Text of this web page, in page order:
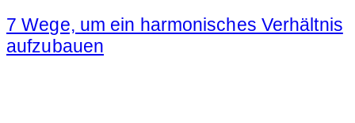
7 Wege, um ein harmonisches Verhältnis
aufzubauen